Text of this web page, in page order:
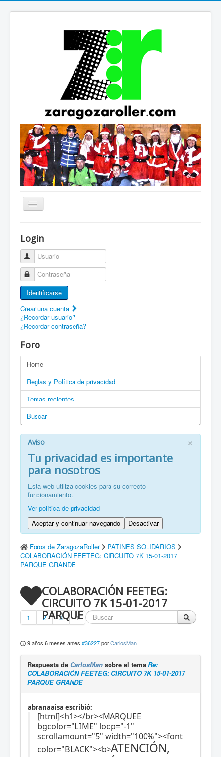
Cambiar
Patines Solidarios
¿Cómo asociarme? Ventajas
Movilidad en patines F.A.Q.
Enlaces
EN: Welcome to ZaragozaRoller!
EN: How to become a member?
DE: Willkommen zu ZaragozaRoller!
PT: Bem vindo a ZaragozaRoller!
CAT: Benvingut a ZaragozaRoller!
GAL: Benvido a ZaragozaRoller!
FR: Bienvenu à ZaragozaRoller!
ZH: 欢迎来到萨拉戈萨轮滑协会！
Login
Usuario
Contraseña
Identificarse
Crear una cuenta
¿Recordar usuario?
¿Recordar contraseña?
Foro
Home
Reglas y Política de privacidad
Temas recientes
Buscar
×
Aviso
Tu privacidad es importante
para nosotros
Esta web utiliza cookies para su correcto
funcionamiento.
Ver política de privacidad
Aceptar y continuar navegando
Desactivar
Foros de ZaragozaRoller
PATINES SOLIDARIOS
COLABORACIÓN FEETEG: CIRCUITO 7K 15-01-2017
PARQUE GRANDE
COLABORACIÓN FEETEG:
CIRCUITO 7K 15-01-2017
PARQUE GRANDE
1 2 3 4
9 años 6 meses antes #36227porCarlosMan
Respuesta de CarlosMan sobre el tema Re:
COLABORACIÓN FEETEG: CIRCUITO 7K 15-01-2017
PARQUE GRANDE
abranaaisa escribió:
[html]<h1></br><MARQUEE
bgcolor="LIME" loop="-1"
scrollamount="5" width="100%"><font
color="BLACK"><b>ATENCIÓN,